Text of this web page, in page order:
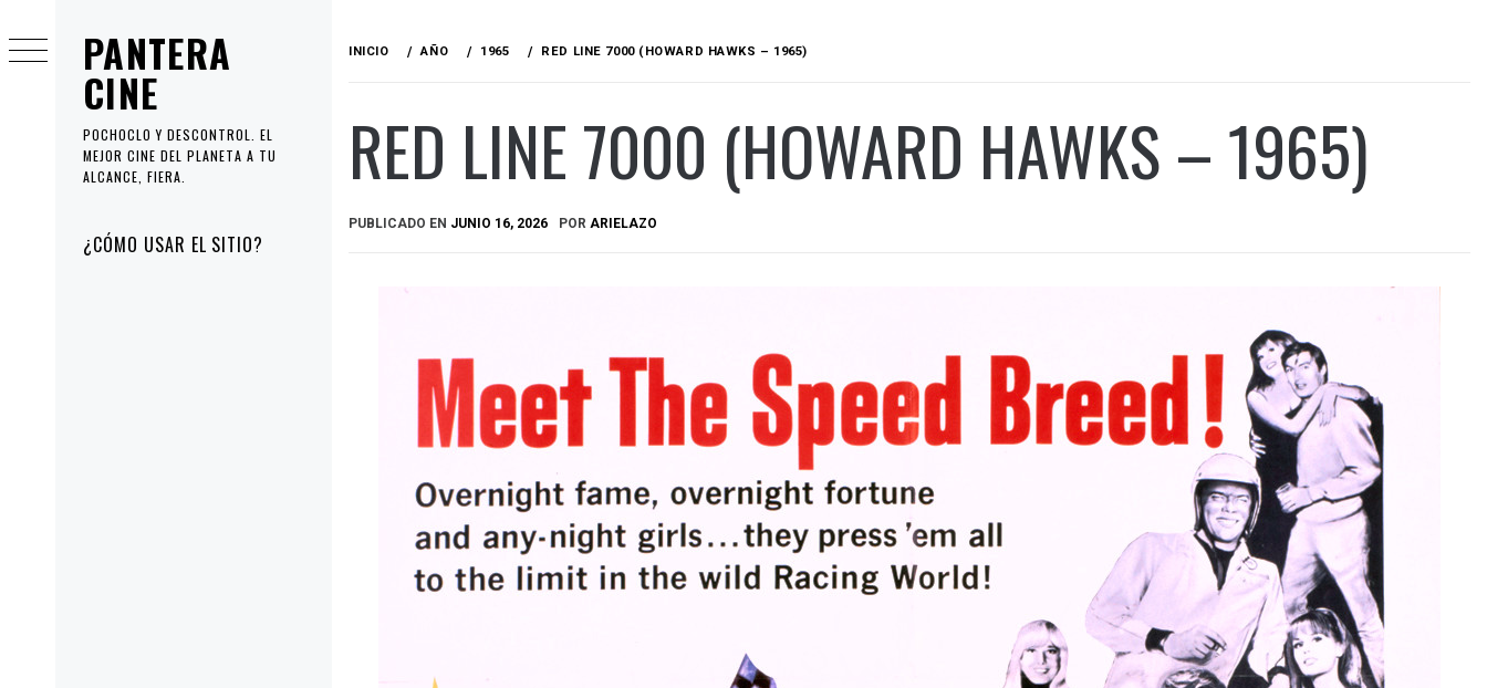
PANTERA
CINE
POCHOCLO Y DESCONTROL. EL
MEJOR CINE DEL PLANETA A TU
ALCANCE, FIERA.
principal
¿CÓMO USAR EL SITIO?
al
contenido
INICIO AÑO 1965 RED LINE 7000 (HOWARD HAWKS – 1965)
RED LINE 7000 (HOWARD HAWKS – 1965)
PUBLICADO EN JUNIO 16, 2026 POR ARIELAZO